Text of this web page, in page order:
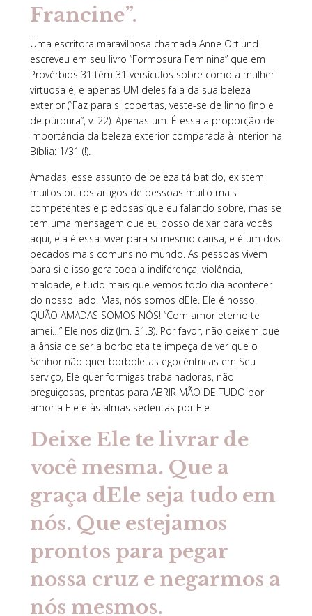
Francine”.
Uma escritora maravilhosa chamada Anne Ortlund
escreveu em seu livro “Formosura Feminina” que em
Provérbios 31 têm 31 versículos sobre como a mulher
virtuosa é, e apenas UM deles fala da sua beleza
exterior (“Faz para si cobertas, veste-se de linho fino e
de púrpura”, v. 22). Apenas um. É essa a proporção de
importância da beleza exterior comparada à interior na
Bíblia: 1/31 (!).
Amadas, esse assunto de beleza tá batido, existem
muitos outros artigos de pessoas muito mais
competentes e piedosas que eu falando sobre, mas se
tem uma mensagem que eu posso deixar para vocês
aqui, ela é essa: viver para si mesmo cansa, e é um dos
pecados mais comuns no mundo. As pessoas vivem
para si e isso gera toda a indiferença, violência,
maldade, e tudo mais que vemos todo dia acontecer
do nosso lado. Mas, nós somos dEle. Ele é nosso.
QUÃO AMADAS SOMOS NÓS! “Com amor eterno te
amei…” Ele nos diz (Jm. 31.3). Por favor, não deixem que
a ânsia de ser a borboleta te impeça de ver que o
Senhor não quer borboletas egocêntricas em Seu
serviço, Ele quer formigas trabalhadoras, não
preguiçosas, prontas para ABRIR MÃO DE TUDO por
amor a Ele e às almas sedentas por Ele.
Deixe Ele te livrar de
você mesma. Que a
graça dEle seja tudo em
nós. Que estejamos
prontos para pegar
nossa cruz e negarmos a
nós mesmos.